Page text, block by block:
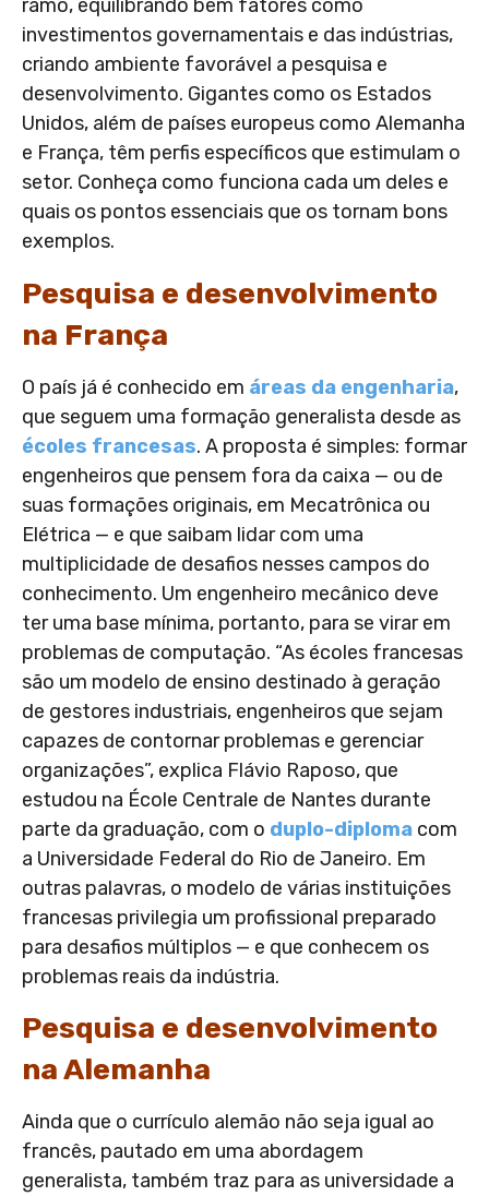
ramo, equilibrando bem fatores como
investimentos governamentais e das indústrias,
criando ambiente favorável a pesquisa e
desenvolvimento. Gigantes como os Estados
Unidos, além de países europeus como Alemanha
e França, têm perfis específicos que estimulam o
setor. Conheça como funciona cada um deles e
quais os pontos essenciais que os tornam bons
exemplos.
Pesquisa e desenvolvimento
na França
O país já é conhecido em áreas da engenharia,
que seguem uma formação generalista desde as
écoles francesas. A proposta é simples: formar
engenheiros que pensem fora da caixa — ou de
suas formações originais, em Mecatrônica ou
Elétrica — e que saibam lidar com uma
multiplicidade de desafios nesses campos do
conhecimento. Um engenheiro mecânico deve
ter uma base mínima, portanto, para se virar em
problemas de computação. “As écoles francesas
são um modelo de ensino destinado à geração
de gestores industriais, engenheiros que sejam
capazes de contornar problemas e gerenciar
organizações”, explica Flávio Raposo, que
estudou na École Centrale de Nantes durante
parte da graduação, com o duplo-diploma com
a Universidade Federal do Rio de Janeiro. Em
outras palavras, o modelo de várias instituições
francesas privilegia um profissional preparado
para desafios múltiplos — e que conhecem os
problemas reais da indústria.
Pesquisa e desenvolvimento
na Alemanha
Ainda que o currículo alemão não seja igual ao
francês, pautado em uma abordagem
generalista, também traz para as universidade a